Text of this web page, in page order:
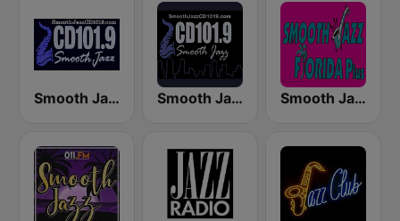
Smooth Jazz Cd101.9 New York Smooth Jazz CD 101.9 FM Smooth Jazz Florida Plus